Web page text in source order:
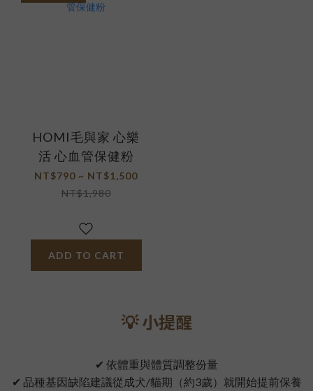
HOMI毛與家 心樂
活 心血管保健粉
NT$790 ~ NT$1,500
NT$1,980
ADD TO CART
💡 小提醒
✔ 依體重與體質調整份量
✔ 品種基因缺陷建議從成犬/貓期（約3歲）就開始提前保養